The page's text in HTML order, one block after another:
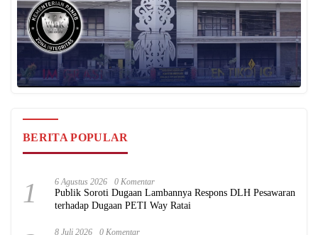
BERITA POPULAR
1 6 Agustus 2026 0 Komentar
Publik Soroti Dugaan Lambannya Respons DLH Pesawaran
terhadap Dugaan PETI Way Ratai
8 Juli 2026 0 Komentar